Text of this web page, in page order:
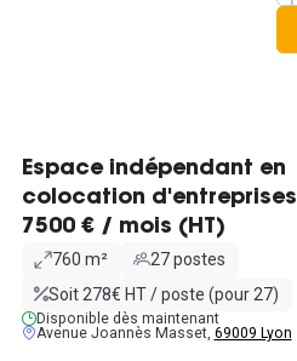
Espace indépendant en
colocation d'entreprises
7500 € / mois (HT)
760 m²
27 postes
Soit 278€ HT / poste (pour 27)
Disponible dès maintenant
Avenue Joannès Masset, 69009 Lyon